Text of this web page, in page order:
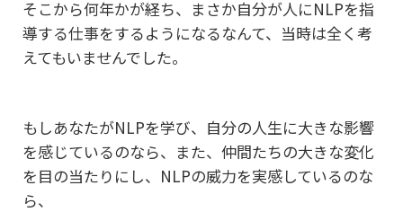
そこから何年かが経ち、まさか自分が人にNLPを指
導する仕事をするようになるなんて、当時は全く考
えてもいませんでした。
もしあなたがNLPを学び、自分の人生に大きな影響
を感じているのなら、 また、仲間たちの大きな変化
を目の当たりにし、NLPの威力を実感しているのな
ら、